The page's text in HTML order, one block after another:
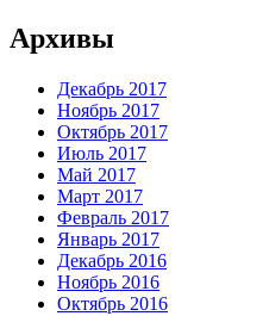
Архивы
Декабрь 2017
Ноябрь 2017
Октябрь 2017
Июль 2017
Май 2017
Март 2017
Февраль 2017
Январь 2017
Декабрь 2016
Ноябрь 2016
Октябрь 2016